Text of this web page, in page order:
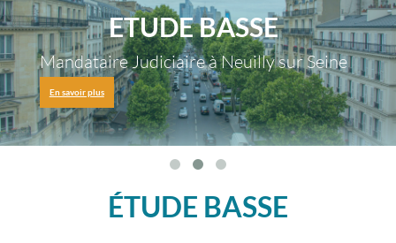
ETUDE BASSE
Mandataire Judiciaire à Neuilly sur Seine
En savoir plus
ÉTUDE BASSE